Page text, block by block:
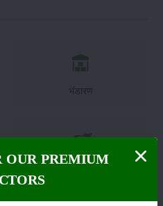
भंडारण
OUR PREMIUM